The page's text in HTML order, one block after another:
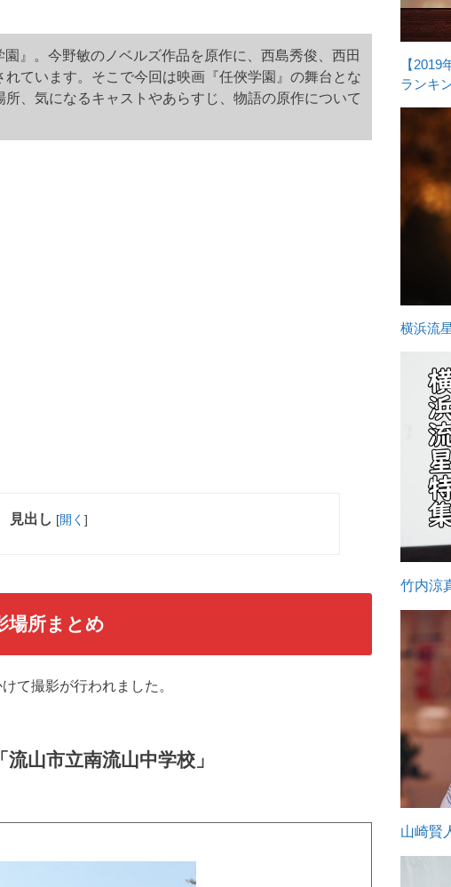
』。今野敏のノベルズ作品を原作に、西島秀俊、西田
ています。そこで今回は映画『任俠学園』の舞台とな
、気になるキャストやあらすじ、物語の原作について
見出し [開く ]
場所まとめ
て撮影が行われました。
山市立南流山中学校」
【
ランキ
横浜流
竹内涼
山崎賢